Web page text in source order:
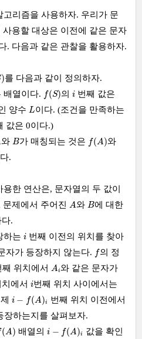
고리즘을 사용하자. 우리가 문
용할 대상은 이전에 같은 문자
. 다음과 같은 관찰을 활용하자.
)를 다음과 같이 정의하자.
배열이다. f(S)
(S ) 의ii 번째 값은
양수 L
L 이다. (조건을 만족하는
값은 0이다.)
와 B
B가 매칭되는 것은 f(A)
(A ) 와
.
한 연산은, 문자열의 두 값이
제에서 주어진 A
A와 B
B에 대한
.
하는 ii번째 이전의 위치를 찾아
자가 등장하지 않는다. f
f 의 정
째 위치에서 Ai
A 와 같은 문자가
에서 ii번째 위치 사이에서는
i − f(A)i
i− A)
번째 위치 이전에서
장하는지를 살펴보자.
(A)
(A) 배열의i − f(A)i
i− A)
값을 확인